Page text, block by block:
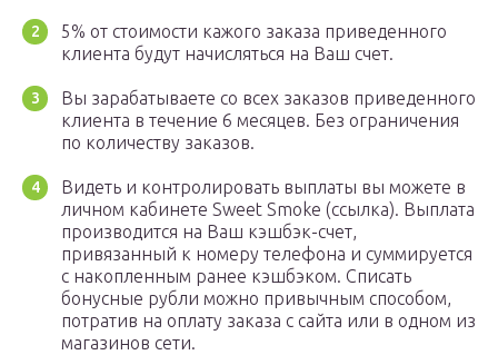
5% от стоимости кажого заказа приведенного
клиента будут начисляться на Ваш счет.
Вы зарабатываете со всех заказов приведенного
клиента в течение 6 месяцев. Без ограничения
по количеству заказов.
Видеть и контролировать выплаты вы можете в
личном кабинете Sweet Smoke (ссылка). Выплата
производится на Ваш кэшбэк-счет,
привязанный к номеру телефона и суммируется
с накопленным ранее кэшбэком. Списать
бонусные рубли можно привычным способом,
потратив на оплату заказа с сайта или в одном из
магазинов сети.